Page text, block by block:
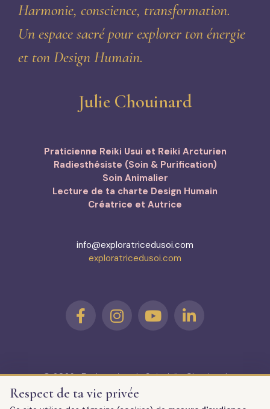
Harmonie, conscience, transformation.
Un espace sacré pour explorer ton énergie
et ton Design Humain.
Julie Chouinard
Praticienne Reiki Usui et Reiki Arcturien
Radiesthésiste (Soin & Purification)
Soin Animalier
Lecture de ta charte Design Humain
Créatrice et Autrice
info@exploratricedusoi.com
exploratricedusoi.com
© 2026 · Exploratrice du Soi · Julie Chouinard
Soins énergétiques à distance | Design Humain | Créations
Spirituelles – Livres/oracle
Respect de ta vie privée